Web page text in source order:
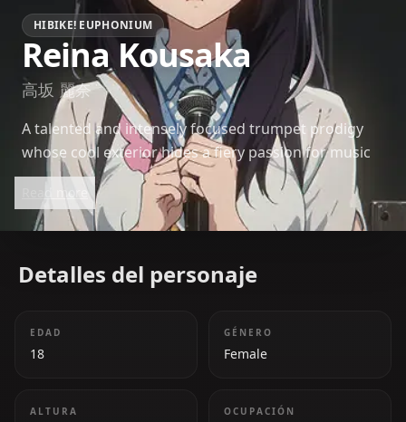
HIBIKE! EUPHONIUM
Reina Kousaka
高坂 麗奈
A talented and intensely focused trumpet prodigy
whose cool exterior hides a fiery passion for music
and an even fiercer devotion to those she chooses.
Read more
Detalles del personaje
EDAD
18
GÉNERO
Female
ALTURA OCUPACIÓN